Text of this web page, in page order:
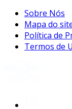
Sobre Nós
Mapa do
Política de
Termos de